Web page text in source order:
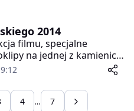
2014
filmu, specjalne
na jednej z kamienic
jedynie niektóre z
które
do 13 grudnia 2014 roku.
będzie koncert
4 … 7